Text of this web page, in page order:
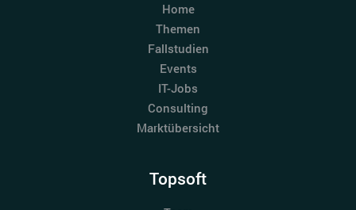
Home
Themen
Fallstudien
Events
IT-Jobs
Consulting
Marktübersicht
Topsoft